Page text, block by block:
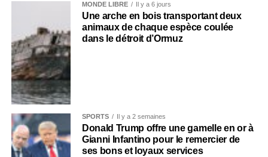
MONDE LIBRE Il y a 6 jours
Une arche en bois transportant deux
animaux de chaque espèce coulée
dans le détroit d’Ormuz
SPORTS Il y a 2 semaines
Donald Trump offre une gamelle en or à
Gianni Infantino pour le remercier de
ses bons et loyaux services